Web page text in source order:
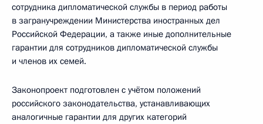
сотрудника дипломатической службы в период работы
в загранучреждении Министерства иностранных дел
Российской Федерации, а также иные дополнительные
гарантии для сотрудников дипломатической службы
и членов их семей.
Законопроект подготовлен с учётом положений
российского законодательства, устанавливающих
аналогичные гарантии для других категорий